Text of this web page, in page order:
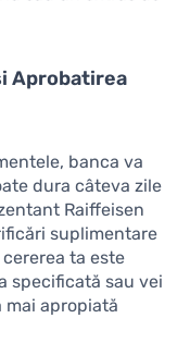
Aprobatirea
banca va
dura câteva zile
Raiffeisen
suplimentare
ta este
specificată sau vei
mai apropiată